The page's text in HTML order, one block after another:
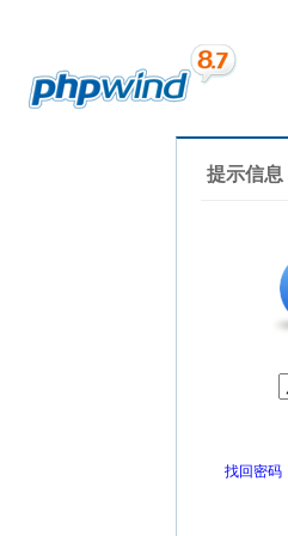
提示信息
找回密码